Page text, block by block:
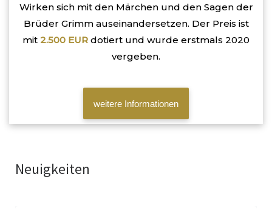
Wirken sich mit den Märchen und den Sagen der
Brüder Grimm auseinandersetzen. Der Preis ist
mit 2.500 EUR dotiert und wurde erstmals 2020
vergeben.
weitere Informationen
Neuigkeiten